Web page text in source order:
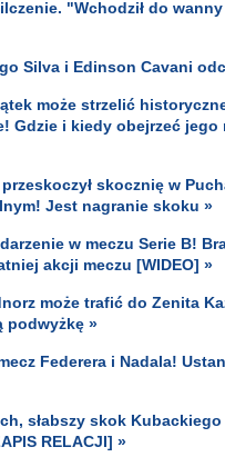
"Wchodził do
Silva i Edinson Cavani
może strzelić
Gdzie i kiedy obejrzeć jego
skocznię w
Jest nagranie skoku »
w meczu Serie B!
akcji meczu [WIDEO] »
może trafić do Zenita
podwyżkę »
Federera i Nadala!
słabszy skok
RELACJI] »